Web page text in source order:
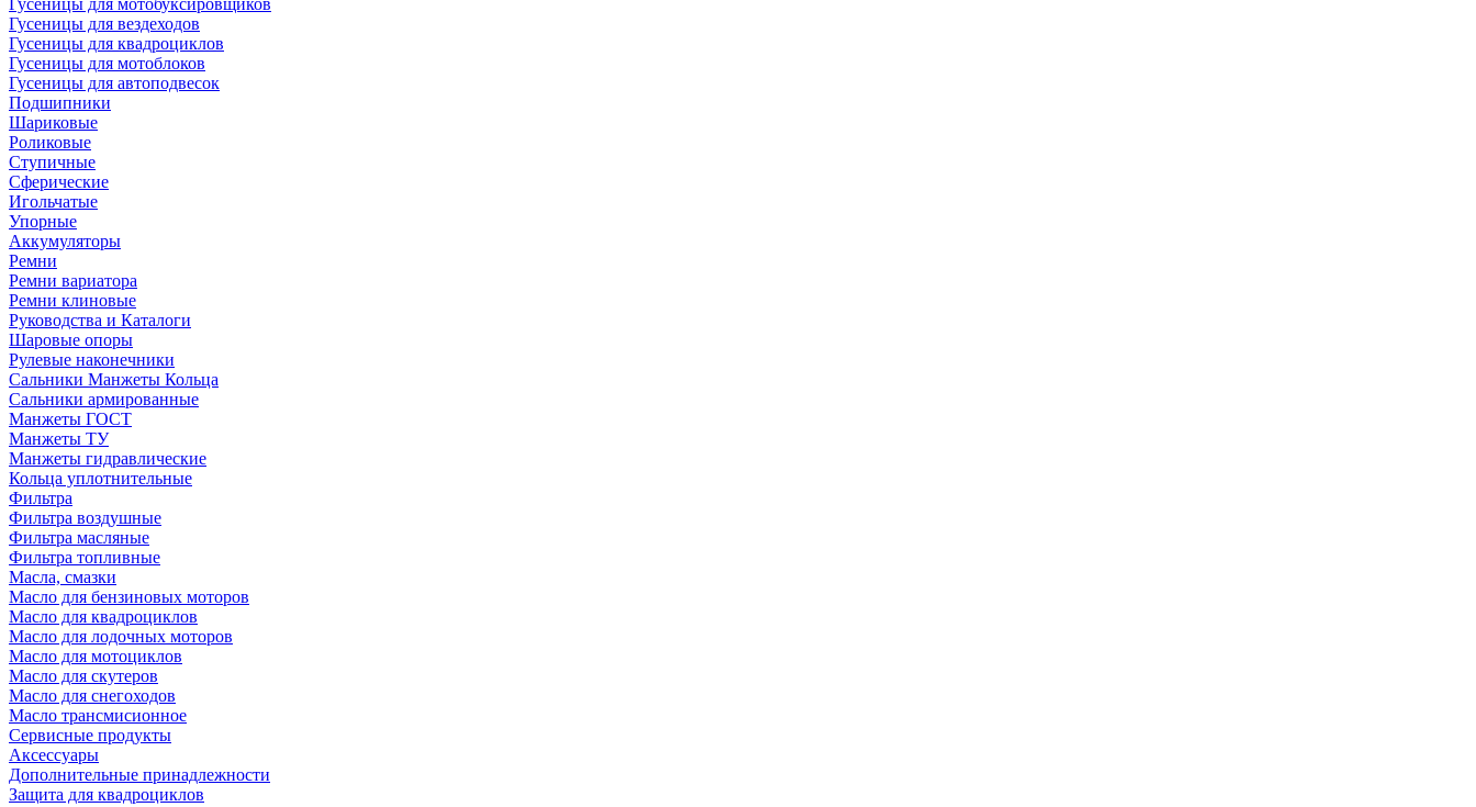
Гусеницы для мотобуксировщиков
Гусеницы для вездеходов
Гусеницы для квадроциклов
Гусеницы для мотоблоков
Гусеницы для автоподвесок
Подшипники
Шариковые
Роликовые
Ступичные
Сферические
Игольчатые
Упорные
Аккумуляторы
Ремни
Ремни вариатора
Ремни клиновые
Руководства и Каталоги
Шаровые опоры
Рулевые наконечники
Сальники Манжеты Кольца
Сальники армированные
Манжеты ГОСТ
Манжеты ТУ
Манжеты гидравлические
Кольца уплотнительные
Фильтра
Фильтра воздушные
Фильтра масляные
Фильтра топливные
Масла, смазки
Масло для бензиновых моторов
Масло для квадроциклов
Масло для лодочных моторов
Масло для мотоциклов
Масло для скутеров
Масло для снегоходов
Масло трансмисионное
Сервисные продукты
Аксессуары
Дополнительные принадлежности
Защита для квадроциклов